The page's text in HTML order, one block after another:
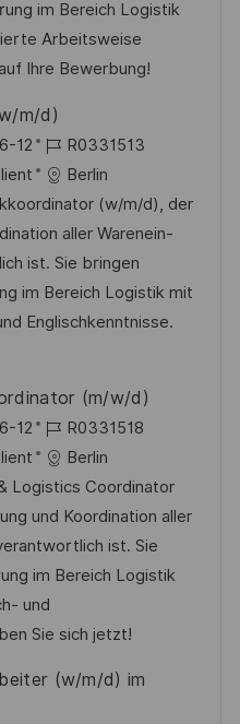
t
e
e
n
c
d
u
p
o
s
t
e
im Bereich Logistik
Arbeitsweise
Ihre Bewerbung!
m/d)
12
R
é
f
é
r
e
n
d
u
p
o
s
t
e
R0331513
Berlin
(w/m/d), der
aller Warenein-
ist. Sie bringen
im Bereich Logistik mit
Englischkenntnisse.
(m/w/d)
12
R
é
f
é
r
e
n
c
R0331518
Berlin
Logistics Coordinator
und Koordination aller
ist. Sie
im Bereich Logistik
und
Sie sich jetzt!
(w/m/d) im